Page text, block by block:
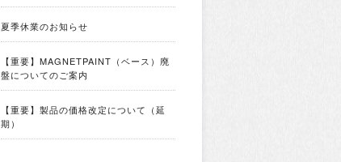
夏季休業のお知らせ
【重要】MAGNETPAINT（ベース）廃
盤についてのご案内
【重要】製品の価格改定について（延
期）